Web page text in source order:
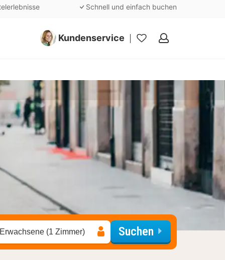
Schnell und einfach buchen
Kundenservice
Meine
(1 Zimmer) Suchen